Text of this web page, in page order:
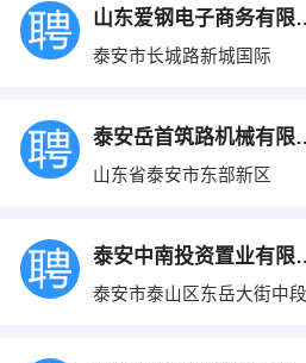
山东爱钢
泰安市长城路新城国际
泰安岳首
山东省泰安市东部新区
泰安中南
泰安市泰山区东岳大街中